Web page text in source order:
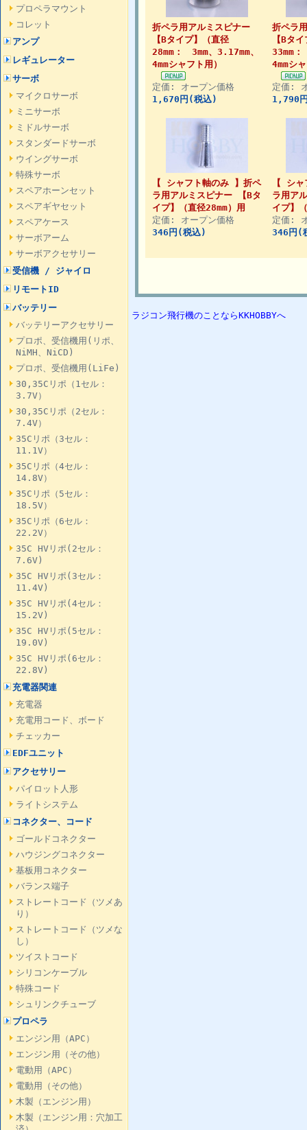
プロペラマウント
コレット
アンプ
レギュレーター
サーボ
マイクロサーボ
ミニサーボ
ミドルサーボ
スタンダードサーボ
ウイングサーボ
特殊サーボ
スペアホーンセット
スペアギヤセット
スペアケース
サーボアーム
サーボアクセサリー
受信機 / ジャイロ
リモートID
バッテリー
バッテリーアクセサリー
プロポ、受信機用(リポ、
NiMH、NiCD)
プロポ、受信機用(LiFe)
30,35Cリポ（1セル：
3.7V）
30,35Cリポ（2セル：
7.4V）
35Cリポ（3セル：
11.1V）
35Cリポ（4セル：
14.8V）
35Cリポ（5セル：
18.5V）
35Cリポ（6セル：
22.2V）
35C HVリポ(2セル：
7.6V)
35C HVリポ(3セル：
11.4V)
35C HVリポ(4セル：
15.2V)
35C HVリポ(5セル：
19.0V)
35C HVリポ(6セル：
22.8V)
充電器関連
充電器
充電用コード、ボード
チェッカー
EDFユニット
アクセサリー
パイロット人形
ライトシステム
コネクター、コード
ゴールドコネクター
ハウジングコネクター
基板用コネクター
バランス端子
ストレートコード（ツメあ
り）
ストレートコード（ツメな
し）
ツイストコード
シリコンケーブル
特殊コード
シュリンクチューブ
プロペラ
エンジン用（APC）
エンジン用（その他）
電動用（APC）
電動用（その他）
木製（エンジン用）
木製（エンジン用：穴加工
折ペラ用アルミスピナー
【Bタイプ】（直径
28mm： 3mm、3.17mm、
4mmシャフト用）
定価: オープン価格
1,670円(税込)
折ペラ
【Bタ
33mm
4mmシ
定価:
1,790
【 シャフト軸のみ 】折ペ
ラ用アルミスピナー 【Bタ
イプ】（直径28mm）用
定価: オープン価格
346円(税込)
【 シ
ラ用ア
イプ】
定価:
346円(
ラジコン飛行機のことならKKHOBBYへ